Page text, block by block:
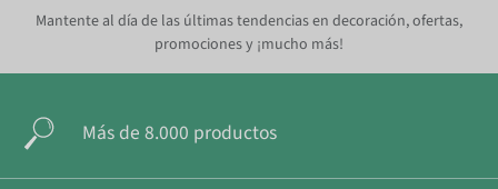
Mantente al día de las últimas tendencias en decoración, ofertas,
promociones y ¡mucho más!
Más de 8.000 productos